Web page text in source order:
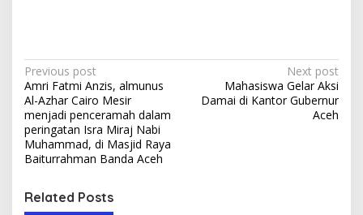
P
o
s
t
n
a
Previous post
Amri Fatmi Anzis, almunus
Al-Azhar Cairo Mesir
menjadi penceramah dalam
peringatan Isra Miraj Nabi
Muhammad, di Masjid Raya
Baiturrahman Banda Aceh
Next post
Mahasiswa Gelar Aksi
Damai di Kantor Gubernur
Aceh
Related Posts